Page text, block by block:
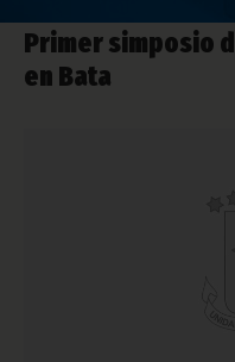
Primer simposio
en Bata